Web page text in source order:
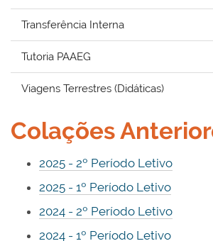
Transferência Interna
Tutoria PAAEG
Viagens Terrestres (Didáticas)
Colações
2025 - 2º Período Letivo
2025 - 1º Período Letivo
2024 - 2º Período Letivo
2024 - 1º Período Letivo